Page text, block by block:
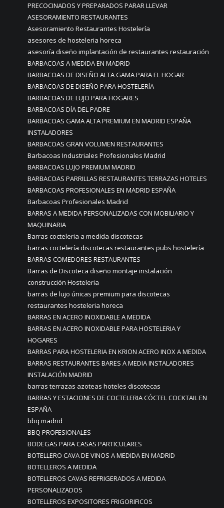
PRECOCINADOS Y PREPARADOS PARAR LLEVAR
ASESORAMIENTO RESTAURANTES
Asesoramiento Restaurantes Hostelería
asesores de hosteleria horeca
asesoría diseño implantación de restaurantes restauración
BARBACOAS A MEDIDA EN MADRID
BARBACOAS DE DISEÑO ALTA GAMA PARA EL HOGAR
BARBACOAS DE DISEÑO PARA HOSTELERÍA
BARBACOAS DE LUJO PARA HOGARES
BARBACOAS DÍA DEL PADRE
BARBACOAS GAMA ALTA PREMIUM EN MADRID ESPAÑA
INSTALADORES
BARBACOAS GRAN VOLUMEN RESTAURANTES
Barbacoas Industriales Profesionales Madrid
BARBACOAS LUJO PREMIUM MADRID
BARBACOAS PARRILLAS RESTAURANTES TERRAZAS HOTELES
BARBACOAS PROFESIONALES EN MADRID ESPAÑA
Barbacoas Profesionales Madrid
BARRAS A MEDIDA PERSONALIZADAS CON MOBILIARIO Y
MAQUINARIA
Barras cocteleria a medida discotecas
barras coctelería discotecas restaurantes pubs hostelería
BARRAS COMEDORES RESTAURANTES
Barras de Discoteca diseño montaje instalación
construcción Hosteleria
barras de lujo únicas premium para discotecas
restaurantes hosteleria horeca
BARRAS EN ACERO INOXIDABLE A MEDIDA
BARRAS EN ACERO INOXIDABLE PARA HOSTELERIA Y
HOGARES
BARRAS PARA HOSTELERIA EN KRION ACERO INOX A MEDIDA
BARRAS RESTAURANTES BARES A MEDIA INSTALADORES
INSTALACIÓN MADRID
barras terrazas azoteas hoteles discotecas
BARRAS Y ESTACIONES DE COCTELERIA CÓCTEL COCKTAIL EN
ESPAÑA
bbq madrid
BBQ PROFESIONALES
BODEGAS PARA CASAS PARTICULARES
BOTELLERO CAVA DE VINOS A MEDIDA EN MADRID
BOTELLEROS A MEDIDA
BOTELLEROS CAVAS REFRIGERADOS A MEDIDA
PERSONALIZADOS
BOTELLEROS EXPOSITORES FRIGORIFICOS